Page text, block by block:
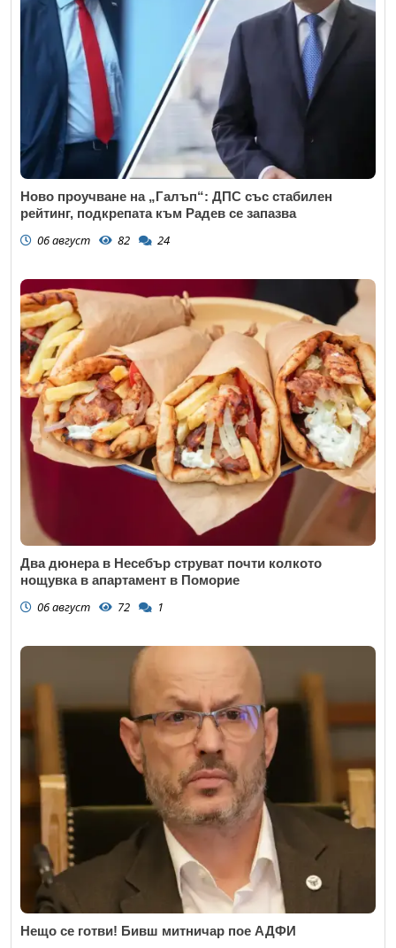
Ново проучване на „Галъп“: ДПС със стабилен
рейтинг, подкрепата към Радев се запазва
06 август 82 24
Два дюнера в Несебър струват почти колкото
нощувка в апартамент в Поморие
06 август 72 1
Нещо се готви! Бивш митничар пое АДФИ